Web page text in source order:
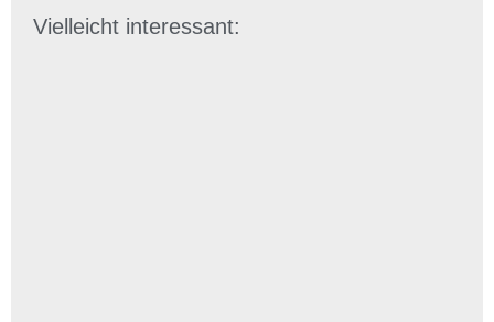
Vielleicht interessant: